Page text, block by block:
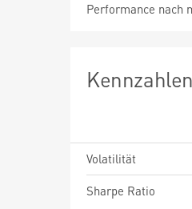
Performance nach
Volatilität
Sharpe Ratio